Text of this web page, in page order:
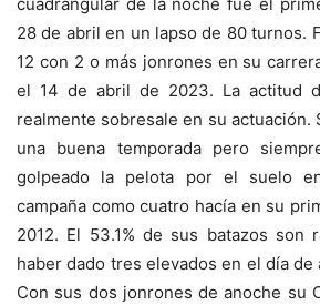
cuadrangular de la noche fué el
28 de abril en un lapso de 80 turnos.
12 con 2 o más jonrones en su
el 14 de abril de 2023. La actitud
realmente sobresale en su actuación.
una buena temporada pero
golpeado la pelota por el suelo
campaña como cuatro hacía en su
2012. El 53.1% de sus batazos son
haber dado tres elevados en el día
Con sus dos jonrones de anoche su